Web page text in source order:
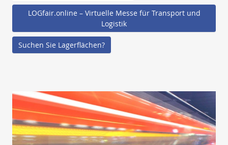
LOGfair.online – Virtuelle Messe für Transport und
Logistik
Suchen Sie Lagerflächen?